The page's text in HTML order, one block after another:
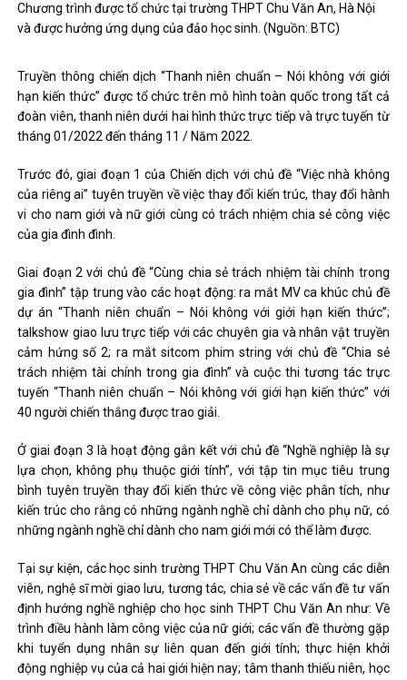
Chương trình được tổ chức tại trường THPT Chu Văn An, Hà Nội
và được hưởng ứng dụng của đảo học sinh. (Nguồn: BTC)
Truyền thông chiến dịch “Thanh niên chuẩn – Nói không với giới
hạn kiến ​​thức” được tổ chức trên mô hình toàn quốc trong tất cả
đoàn viên, thanh niên dưới hai hình thức trực tiếp và trực tuyến từ
tháng 01/2022 đến tháng 11 / Năm 2022.
Trước đó, giai đoạn 1 của Chiến dịch với chủ đề “Việc nhà không
của riêng ai” tuyên truyền về việc thay đổi kiến ​​trúc, thay đổi hành
vi cho nam giới và nữ giới cùng có trách nhiệm chia sẻ công việc
của gia đình đình.
Giai đoạn 2 với chủ đề “Cùng chia sẻ trách nhiệm tài chính trong
gia đình” tập trung vào các hoạt động: ra mắt MV ca khúc chủ đề
dự án “Thanh niên chuẩn – Nói không với giới hạn kiến ​​thức”;
talkshow giao lưu trực tiếp với các chuyên gia và nhân vật truyền
cảm hứng số 2; ra mắt sitcom phim string với chủ đề “Chia sẻ
trách nhiệm tài chính trong gia đình” và cuộc thi tương tác trực
tuyến “Thanh niên chuẩn – Nói không với giới hạn kiến ​​thức” với
40 người chiến thắng được trao giải.
Ở giai đoạn 3 là hoạt động gắn kết với chủ đề “Nghề nghiệp là sự
lựa chọn, không phụ thuộc giới tính”, với tập tin mục tiêu trung
bình tuyên truyền thay đổi kiến ​​thức về công việc phân tích, như
kiến ​​trúc cho rằng có những ngành nghề chỉ dành cho phụ nữ, có
những ngành nghề chỉ dành cho nam giới mới có thể làm được.
Tại sự kiện, các học sinh trường THPT Chu Văn An cùng các diễn
viên, nghệ sĩ mời giao lưu, tương tác, chia sẻ về các vấn đề tư vấn
định hướng nghề nghiệp cho học sinh THPT Chu Văn An như: Về
trình điều hành làm công việc của nữ giới; các vấn đề thường gặp
khi tuyển dụng nhân sự liên quan đến giới tính; thực hiện khởi
động nghiệp vụ của cả hai giới hiện nay; tâm thanh thiếu niên, học